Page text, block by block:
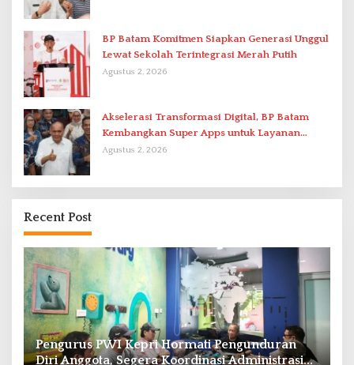
BP Batam Komitmen Siapkan Generasi Unggul
Lewat Sekolah Terintegrasi Merah Putih
Agustus 2, 2026
Akselerasi Transformasi Digital, BP Batam
Kembangkan Super Apps untuk Layanan
Terpadu
Agustus 2, 2026
Recent Post
Pengurus PWI Kepri Hormati Pengunduran
Diri Anggota, Segera Koordinasi Administrasi